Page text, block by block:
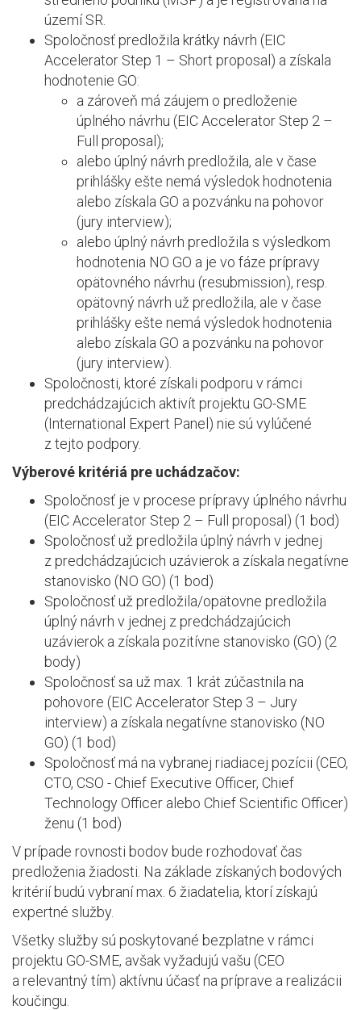
území SR.
Spoločnosť predložila krátky návrh (EIC
Accelerator Step 1 – Short proposal) a získala
hodnotenie GO:
a zároveň má záujem o predloženie
úplného návrhu (EIC Accelerator Step 2 –
Full proposal);
alebo úplný návrh predložila, ale v čase
prihlášky ešte nemá výsledok hodnotenia
alebo získala GO a pozvánku na pohovor
(jury interview);
alebo úplný návrh predložila s výsledkom
hodnotenia NO GO a je vo fáze prípravy
opätovného návrhu (resubmission), resp.
opätovný návrh už predložila, ale v čase
prihlášky ešte nemá výsledok hodnotenia
alebo získala GO a pozvánku na pohovor
(jury interview).
Spoločnosti, ktoré získali podporu v rámci
predchádzajúcich aktivít projektu GO-SME
(International Expert Panel) nie sú vylúčené
z tejto podpory.
Výberové kritériá pre uchádzačov:
Spoločnosť je v procese prípravy úplného návrhu
(EIC Accelerator Step 2 – Full proposal) (1 bod)
Spoločnosť už predložila úplný návrh v jednej
z predchádzajúcich uzávierok a získala negatívne
stanovisko (NO GO) (1 bod)
Spoločnosť už predložila/opätovne predložila
úplný návrh v jednej z predchádzajúcich
uzávierok a získala pozitívne stanovisko (GO) (2
body)
Spoločnosť sa už max. 1 krát zúčastnila na
pohovore (EIC Accelerator Step 3 – Jury
interview) a získala negatívne stanovisko (NO
GO) (1 bod)
Spoločnosť má na vybranej riadiacej pozícii (CEO,
CTO, CSO - Chief Executive Officer, Chief
Technology Officer alebo Chief Scientific Officer)
ženu (1 bod)
V prípade rovnosti bodov bude rozhodovať čas
predloženia žiadosti. Na základe získaných bodových
kritérií budú vybraní max. 6 žiadatelia, ktorí získajú
expertné služby.
Všetky služby sú poskytované bezplatne v rámci
projektu GO-SME, avšak vyžadujú vašu (CEO
a relevantný tím) aktívnu účasť na príprave a realizácii
koučingu.